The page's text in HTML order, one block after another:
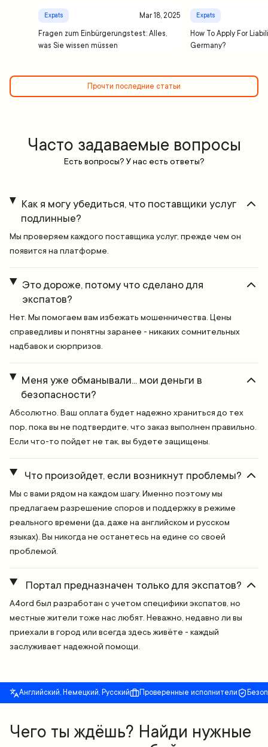
Expats Mar 18, 2025
Fragen zum Einbürgerungstest: Alles,
was Sie wissen müssen
Expats
How To Apply For
Germany?
Прочти последние статьи
Часто задаваемые вопросы
Есть вопросы? У нас есть ответы?
Как я могу убедиться, что поставщики услуг
подлинные?
Мы проверяем каждого поставщика услуг, прежде чем он
появится на платформе.
Это дороже, потому что сделано для
экспатов?
Нет. Мы помогаем вам избежать мошенничества. Цены
справедливы и понятны заранее - никаких сомнительных
надбавок и сюрпризов.
Меня уже обманывали... мои деньги в
безопасности?
Абсолютно. Ваш оплата будет надежно храниться до тех
пор, пока вы не подтвердите, что заказ выполнен правильно.
Если что-то пойдет не так, вы будете защищены.
Что произойдет, если возникнут проблемы?
Мы с вами рядом на каждом шагу. Именно поэтому мы
предлагаем разрешение споров и поддержку в режиме
реального времени (да, даже на английском и русском
языках). Вы никогда не останетесь на едине со своей
проблемой.
Портал предназначен только для экспатов?
A4ord был разработан с учетом специфики экспатов, но
местные жители тоже нас любят. Неважно, недавно ли вы
приехали в город или всегда здесь живёте - каждый
заслуживает надежной помощи.
Английский, Немецкий, Русский Проверенные исполнители
Чего ты ждёшь? Найди нужные